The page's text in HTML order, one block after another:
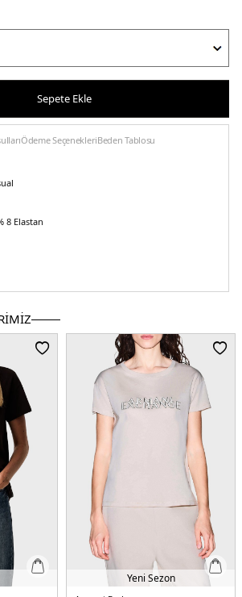
Sepete Ekle
Ödeme SeçenekleriBeden Tablosu
8 Elastan
Yeni Sezon